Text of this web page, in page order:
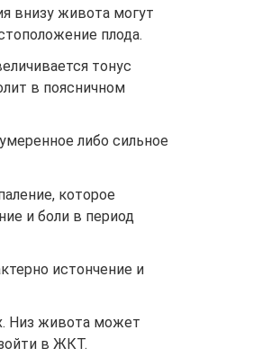
внизу живота могут
плода.
тонус
в поясничном
либо сильное
которое
и боли в период
истончение и
Низ живота может
в ЖКТ.